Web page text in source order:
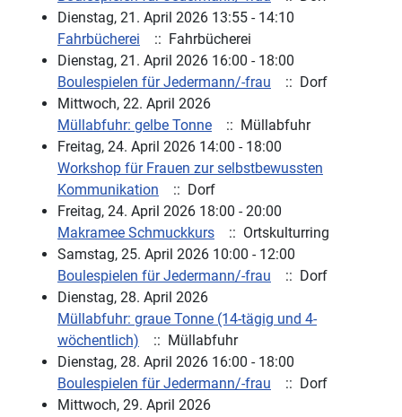
Dienstag, 21. April 2026 13:55 - 14:10
Fahrbücherei
:: Fahrbücherei
Dienstag, 21. April 2026 16:00 - 18:00
Boulespielen für Jedermann/-frau
:: Dorf
Mittwoch, 22. April 2026
Müllabfuhr: gelbe Tonne
:: Müllabfuhr
Freitag, 24. April 2026 14:00 - 18:00
Workshop für Frauen zur selbstbewussten
Kommunikation
:: Dorf
Freitag, 24. April 2026 18:00 - 20:00
Makramee Schmuckkurs
:: Ortskulturring
Samstag, 25. April 2026 10:00 - 12:00
Boulespielen für Jedermann/-frau
:: Dorf
Dienstag, 28. April 2026
Müllabfuhr: graue Tonne (14-tägig und 4-
wöchentlich)
:: Müllabfuhr
Dienstag, 28. April 2026 16:00 - 18:00
Boulespielen für Jedermann/-frau
:: Dorf
Mittwoch, 29. April 2026